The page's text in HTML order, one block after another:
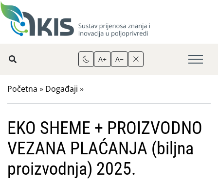
A+ A−
Početna » Događaji »
EKO SHEME + PROIZVODNO
VEZANA PLAĆANJA (biljna
proizvodnja) 2025.